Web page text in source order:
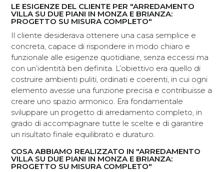
LE ESIGENZE DEL CLIENTE PER "ARREDAMENTO
VILLA SU DUE PIANI IN MONZA E BRIANZA:
PROGETTO SU MISURA COMPLETO"
Il cliente desiderava ottenere una casa semplice e
concreta, capace di rispondere in modo chiaro e
funzionale alle esigenze quotidiane, senza eccessi ma
con un’identità ben definita. L’obiettivo era quello di
costruire ambienti puliti, ordinati e coerenti, in cui ogni
elemento avesse una funzione precisa e contribuisse a
creare uno spazio armonico. Era fondamentale
sviluppare un progetto di arredamento completo, in
grado di accompagnare tutte le scelte e di garantire
un risultato finale equilibrato e duraturo.
COSA ABBIAMO REALIZZATO IN "ARREDAMENTO
VILLA SU DUE PIANI IN MONZA E BRIANZA:
PROGETTO SU MISURA COMPLETO"